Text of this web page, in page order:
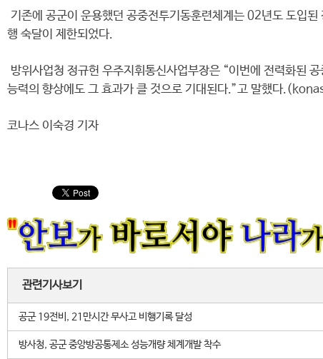
기존에 공군이 운용했던 공중전투기동훈련체계는 02년도 도입
행 숙달이 제한되었다.
방위사업청 정규헌 우주지휘통신사업부장은 “이번에 전력화된
능력의 향상에도 그 효과가 클 것으로 기대된다.”고 말했다
코나스 이숙경 기자
관련기사보기
공군 19전비, 21만시간 무사고 비행기록 달성
방사청, 공군 중앙방공통제소 성능개량 체계개발 착수